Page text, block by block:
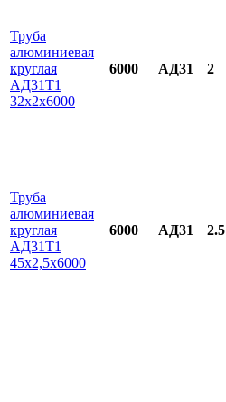
Труба
алюминиевая
круглая
АД31Т1
32х2х6000
6000 АД31 2
Труба
алюминиевая
круглая
АД31Т1
45х2,5х6000
6000 АД31 2.5